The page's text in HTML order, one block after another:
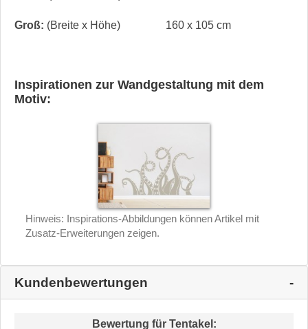
Groß: (Breite x Höhe) 160 x 105 cm
Inspirationen zur Wandgestaltung mit dem
Motiv:
Hinweis: Inspirations-Abbildungen können Artikel mit
Zusatz-Erweiterungen zeigen.
Kundenbewertungen
Bewertung für Tentakel :